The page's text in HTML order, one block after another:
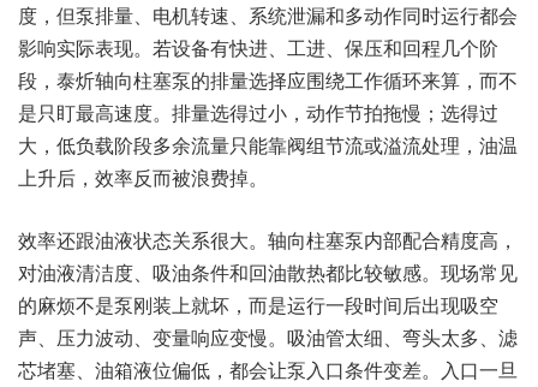
度，但泵排量、电机转速、系统泄漏和多动作同时运行都会
影响实际表现。若设备有快进、工进、保压和回程几个阶
段，泰炘轴向柱塞泵的排量选择应围绕工作循环来算，而不
是只盯最高速度。排量选得过小，动作节拍拖慢；选得过
大，低负载阶段多余流量只能靠阀组节流或溢流处理，油温
上升后，效率反而被浪费掉。
效率还跟油液状态关系很大。轴向柱塞泵内部配合精度高，
对油液清洁度、吸油条件和回油散热都比较敏感。现场常见
的麻烦不是泵刚装上就坏，而是运行一段时间后出现吸空
声、压力波动、变量响应变慢。吸油管太细、弯头太多、滤
芯堵塞、油箱液位偏低，都会让泵入口条件变差。入口一旦